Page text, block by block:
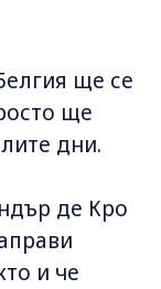
ще се
ще
дни.
де Кро
и че